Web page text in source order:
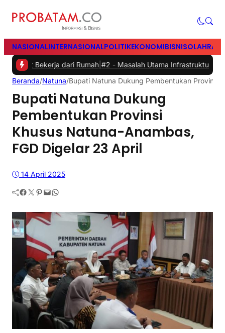
NASIONALINTERNASIONALPOLITIKEKONOMIBISNIS
dari Rumah|#2 -Masalah Utama Infrastruktur Pengisian
Beranda/Natuna/Bupati Natuna Dukung Pembentukan Provinsi
Bupati Natuna Dukung
Pembentukan Provinsi
Khusus Natuna-Anambas,
FGD Digelar 23 April
14 April 2025
Facebook Twitter Pinterest Mail WhatsApp